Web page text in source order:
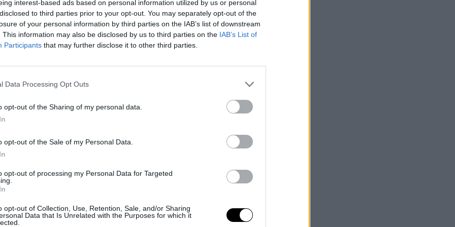
interest-based ads based on personal information utilized by us or personal
to third parties prior to your opt-out. You may separately opt-out of the
of your personal information by third parties on the IAB’s list of downstream
This information may also be disclosed by us to third parties on the IAB’s List of
Participants that may further disclose it to other third parties.
Data Processing Opt Outs
opt-out of the Sharing of my personal data.
opt-out of the Sale of my Personal Data.
opt-out of processing my Personal Data for Targeted
opt-out of Collection, Use, Retention, Sale, and/or Sharing
Data that Is Unrelated with the Purposes for which it
can-make-perfect-hard-boiled-eggs-
intelligenciája
rendszerét – Íme,
AI-modellje tört ki a
meg a Hugging Face-t – ez példa
újra felerősíti a